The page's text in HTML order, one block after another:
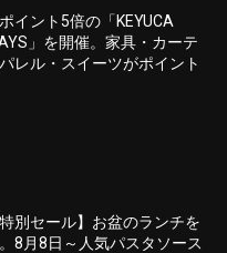
イント5倍の「KEYUCA
」を開催。家具・カーテ
レル・スイーツがポイント
特別セール】お盆のランチを
8月8日～人気パスタソース